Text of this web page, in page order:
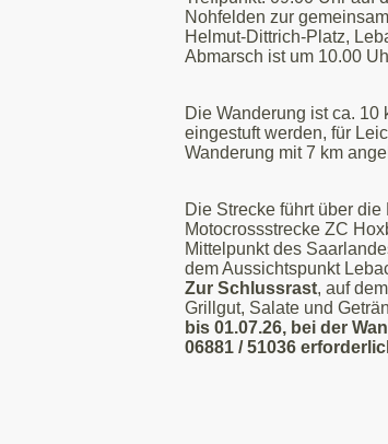
Nohfelden zur
Helmut-Dittrich-Platz,
Abmarsch ist um 10.00
Die Wanderung ist ca.
eingestuft werden, für
Wanderung mit 7 km
Die Strecke führt über
Motocrossstrecke ZC
Mittelpunkt des
dem Aussichtspunkt
Zur Schlussrast, auf
Grillgut, Salate und
bis 01.07.26, bei der
06881 / 51036